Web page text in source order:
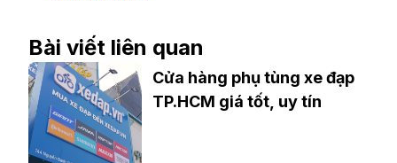
Bài viết liên quan
Cửa hàng phụ tùng xe đạp
TP.HCM giá tốt, uy tín